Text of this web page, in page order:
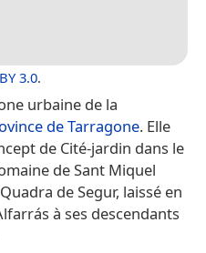
3.0.
urbaine de la
de Tarragone. Elle
de Cité-jardin dans le
de Sant Miquel
de Segur, laissé en
à ses descendants